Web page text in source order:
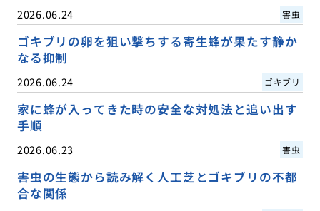
2026.06.24 害虫
ゴキブリの卵を狙い撃ちする寄生蜂が果たす静か
なる抑制
2026.06.24 ゴキブリ
家に蜂が入ってきた時の安全な対処法と追い出す
手順
2026.06.23 害虫
害虫の生態から読み解く人工芝とゴキブリの不都
合な関係